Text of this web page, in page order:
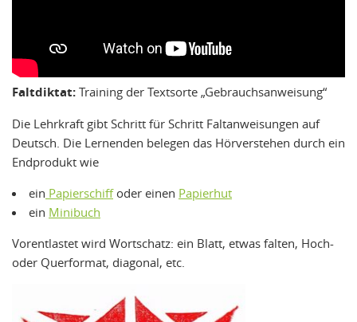
Faltdiktat: Training der Textsorte „Gebrauchsanweisung“
Die Lehrkraft gibt Schritt für Schritt Faltanweisungen auf
Deutsch. Die Lernenden belegen das Hörverstehen durch ein
Endprodukt wie
ein Papierschiffoder einen Papierhut
ein Minibuch
Vorentlastet wird Wortschatz: ein Blatt, etwas falten, Hoch-
oder Querformat, diagonal, etc.